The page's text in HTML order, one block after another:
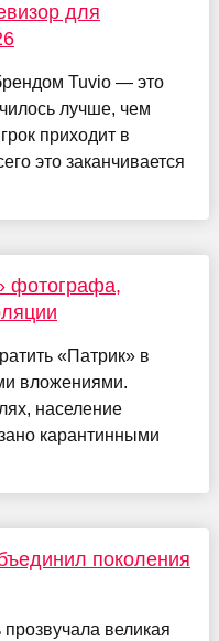
для
Tuvio — это
лучше, чем
приходит в
это заканчивается
фотографа,
«Патрик» в
вложениями.
население
карантинными
поколения
великая